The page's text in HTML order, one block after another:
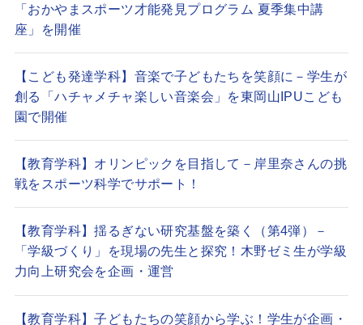
「おかやまスポーツ才能発見プログラム 夏季集中講
座」を開催
【こども発達学科】音楽で子どもたちを笑顔に－学生が
創る「ハチャメチャ楽しい音楽会」を東岡山IPUこども
園で開催
【教育学科】オリンピックを目指して－岸里奈さんの挑
戦をスポーツ科学でサポート！
【教育学科】揺るぎない研究基盤を築く（第4弾）－
「学級づくり」を現場の先生と探究！木野ゼミ生が学級
力向上研究会を企画・運営
【教育学科】子どもたちの笑顔から学ぶ！学生が企画・